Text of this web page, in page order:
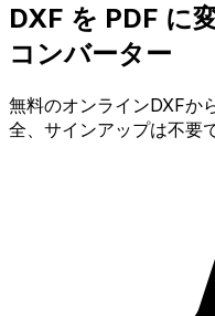
DXF を PDF に
コンバーター
無料のオンラインDXFか
全、サインアップは不要